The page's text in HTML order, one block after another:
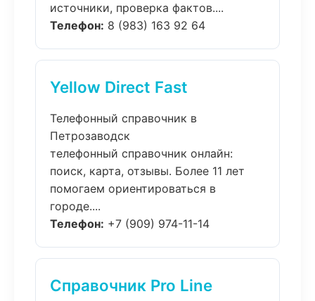
источники, проверка фактов....
Телефон: 8 (983) 163 92 64
Yellow Direct Fast
Телефонный справочник в
Петрозаводск
телефонный справочник онлайн:
поиск, карта, отзывы. Более 11 лет
помогаем ориентироваться в
городе....
Телефон: +7 (909) 974-11-14
Справочник Pro Line